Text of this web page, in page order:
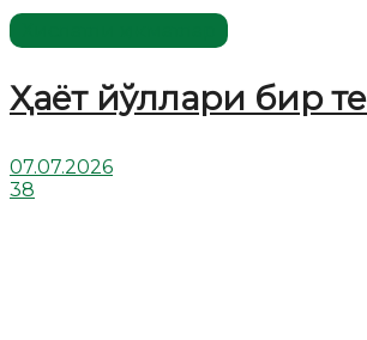
Ҳаёт йўллари бир
07.07.2026
38